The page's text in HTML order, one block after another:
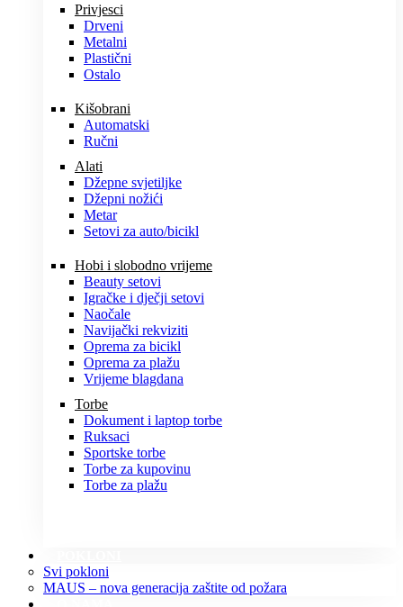
Privjesci
Drveni
Metalni
Plastični
Ostalo
Kišobrani
Automatski
Ručni
Alati
Džepne svjetiljke
Džepni nožići
Metar
Setovi za auto/bicikl
Hobi i slobodno vrijeme
Beauty setovi
Igračke i dječji setovi
Naočale
Navijački rekviziti
Oprema za bicikl
Oprema za plažu
Vrijeme blagdana
Torbe
Dokument i laptop torbe
Ruksaci
Sportske torbe
Torbe za kupovinu
Torbe za plažu
Svi pokloni
MAUS – nova generacija zaštite od požara